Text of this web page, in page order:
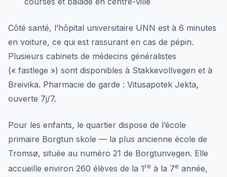
Côté santé, l’hôpital universitaire UNN est à 6 minutes
en voiture, ce qui est rassurant en cas de pépin.
Plusieurs cabinets de médecins généralistes
(« fastlege ») sont disponibles à Stakkevollvegen et à
Breivika. Pharmacie de garde : Vitusapotek Jekta,
ouverte 7j/7.
Pour les enfants, le quartier dispose de l’école
primaire Borgtun skole — la plus ancienne école de
Tromsø, située au numéro 21 de Borgtunvegen. Elle
accueille environ 260 élèves de la 1re à la 7e année,